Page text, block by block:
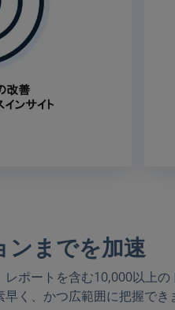
ンまでを加速
ポートを含む10,000以上の
く、かつ広範囲に把握でき